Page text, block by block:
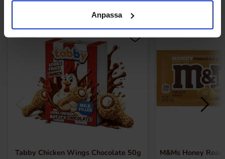
Anpassa
-32%
Tabby Chicken Wings Chocolate 50g M&Ms Honey